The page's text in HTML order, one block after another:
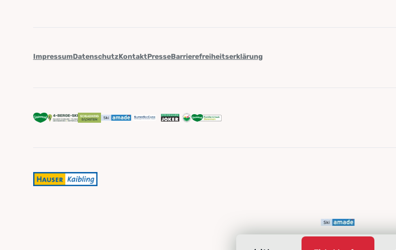
ImpressumDatenschutzKontaktPresseBarrierefreiheitserklärung